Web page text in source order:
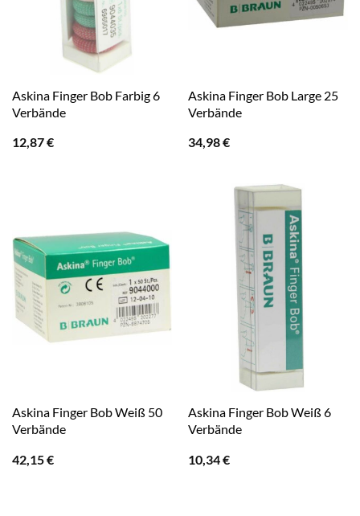
Askina Finger Bob Farbig 6
Verbände
12,87€
Askina Finger Bob Large 25
Verbände
34,98€
Askina Finger Bob Weiß 50
Verbände
42,15€
Askina Finger Bob Weiß 6
Verbände
10,34€